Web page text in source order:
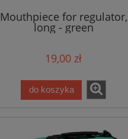
Mouthpiece for regulator,
long - green
19,00 zł
do koszyka